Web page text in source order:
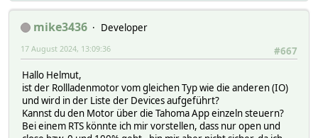
mike3436
Developer
#667
17 August 2024, 13:09:36
Hallo Helmut,
ist der Rollladenmotor vom gleichen Typ wie die anderen (IO)
und wird in der Liste der Devices aufgeführt?
Kannst du den Motor über die Tahoma App einzeln steuern?
Bei einem RTS könnte ich mir vorstellen, dass nur open und